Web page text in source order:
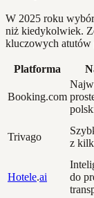
W 2025 roku
niż kiedykolwiek.
kluczowych atutów
Platforma
Booking.com
Trivago
z
Hotele.ai
do